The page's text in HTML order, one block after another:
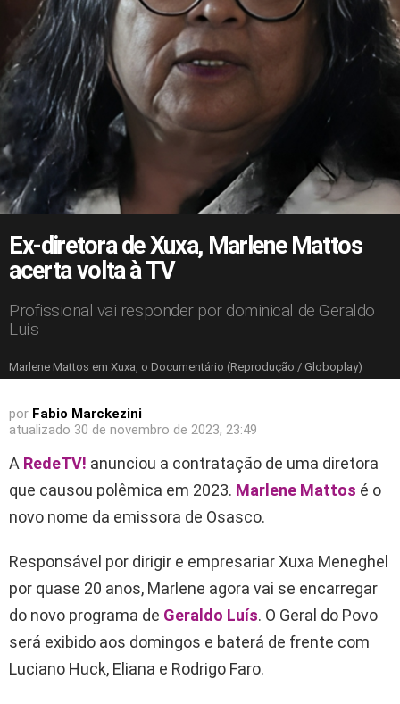
Ex-diretora de Xuxa, Marlene Mattos
acerta volta à TV
Profissional vai responder por dominical de Geraldo
Luís
Marlene Mattos em Xuxa, o Documentário (Reprodução / Globoplay)
por Fabio Marckezini
atualizado 30 de novembro de 2023, 23:49
A RedeTV! anunciou a contratação de uma diretora
que causou polêmica em 2023. Marlene Mattos é o
novo nome da emissora de Osasco.
Responsável por dirigir e empresariar Xuxa Meneghel
por quase 20 anos, Marlene agora vai se encarregar
do novo programa de Geraldo Luís. O Geral do Povo
será exibido aos domingos e baterá de frente com
Luciano Huck, Eliana e Rodrigo Faro.